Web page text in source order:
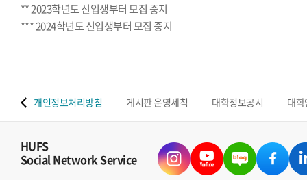
** 2023학년도 신입생부터 모집 중지
*** 2024학년도 신입생부터 모집 중지
개인정보처리방침 게시판 운영세칙 대학정보공시 대
HUFS
Social Network Service